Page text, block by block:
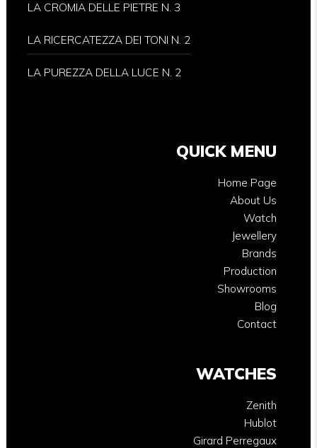
LA CROMIA DELLE PIETRE N. 3
LA RICERCATEZZA DEI TONI N. 2
LA PUREZZA DELLA LUCE N. 2
QUICK MENU
Home Page
About Us
Watch
Jewellery
Brands
Production
Showrooms
Blog
Contact
WATCHES
Zenith
Hublot
Girard Perregaux